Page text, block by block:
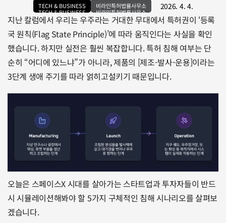
TECH & BUSINESS
TECH & BUSINESS
비라인특허법률사무소
비라인특허법률사무소
2026. 4. 4.
지난 칼럼에서 우리는 우주라는 거대한 무대에서 특허권이 ‘등록
국 원칙(Flag State Principle)’에 따라 움직인다는 사실을 확인
했습니다. 하지만 실전은 훨씬 복잡합니다. 특허 침해 여부는 단
순히 “어디에 있느냐”가 아니라, 제품의 [제조-발사-운용]이라는
3단계 생애 주기를 따라 얽히고설키기 때문입니다.
오늘은 스페이스X 시대를 살아가는 스타트업과 투자자들이 반드
시 시뮬레이션해봐야 할 5가지 구체적인 침해 시나리오를 살펴보
겠습니다.